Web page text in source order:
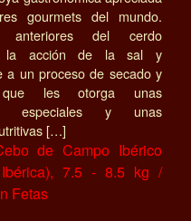
gourmets del mundo.
anteriores del cerdo
la acción de la sal y
a un proceso de secado y
que les otorga unas
especiales y unas
[…]
de Campo Ibérico
7.5 - 8.5 kg /
Fetas